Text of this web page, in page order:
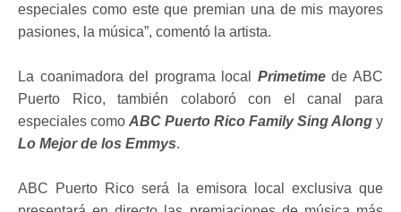
especiales como este que premian una de mis mayores
pasiones, la música”, comentó la artista.
La coanimadora del programa local Primetimede ABC
Puerto Rico, también colaboró con el canal para
especiales como ABC Puerto Rico Family Sing Along y
Lo Mejor de los Emmys.
ABC Puerto Rico será la emisora local exclusiva que